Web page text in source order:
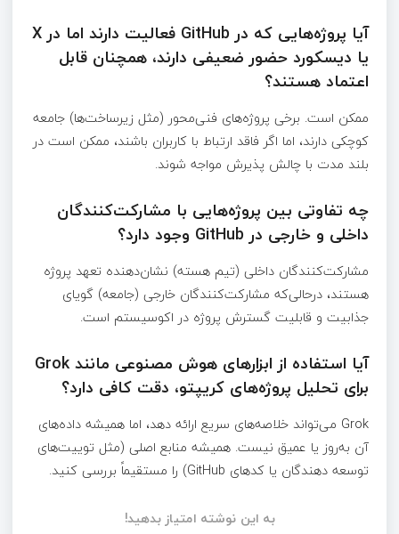
آیا پروژه‌هایی که در GitHub فعالیت دارند اما در X
یا دیسکورد حضور ضعیفی دارند، همچنان قابل
اعتماد هستند؟
ممکن است. برخی پروژه‌های فنی‌محور (مثل زیرساخت‌ها) جامعه
کوچکی دارند، اما اگر فاقد ارتباط با کاربران باشند، ممکن است در
بلند مدت با چالش پذیرش مواجه شوند.
چه تفاوتی بین پروژه‌هایی با مشارکت‌کنندگان
داخلی و خارجی در GitHub وجود دارد؟
مشارکت‌کنندگان داخلی (تیم هسته) نشان‌دهنده تعهد پروژه
هستند، درحالی‌که مشارکت‌کنندگان خارجی (جامعه) گویای
جذابیت و قابلیت گسترش پروژه در اکوسیستم است.
آیا استفاده از ابزارهای هوش مصنوعی مانند Grok
برای تحلیل پروژه‌های کریپتو، دقت کافی دارد؟
Grok می‌تواند خلاصه‌های سریع ارائه دهد، اما همیشه داده‌های
آن به‌روز یا عمیق نیست. همیشه منابع اصلی (مثل توییت‌های
توسعه‌ دهندگان یا کدهای GitHub) را مستقیماً بررسی کنید.
به این نوشته امتیاز بدهید!